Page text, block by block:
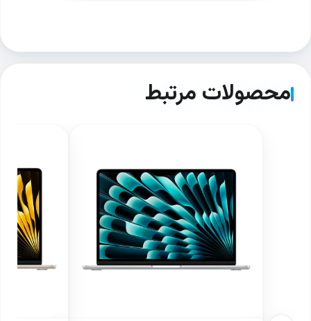
محصولات مرتبط